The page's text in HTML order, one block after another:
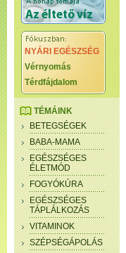
NYÁRI EGÉSZSÉG
Vérnyomás
Térdfájdalom
TÉMÁINK
BETEGSÉGEK
BABA-MAMA
EGÉSZSÉGES
ÉLETMÓD
FOGYÓKÚRA
EGÉSZSÉGES
TÁPLÁLKOZÁS
VITAMINOK
SZÉPSÉGÁPOLÁS